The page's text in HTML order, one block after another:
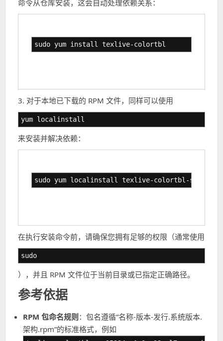
命令从仓库安装，这会自动处理依赖关系：
sudo yum install texlive-colortbl
3. 对于本地已下载的 RPM 文件，同样可以使用
yum localinstall
来安装并解决依赖：
sudo yum localinstall texlive-colortbl-
在执行安装命令前，请确保您拥有足够的权限（通常使用
sudo
），并且 RPM 文件位于当前目录或已指定正确路径。
参考依据
RPM 包命名规则：包名遵循“名称-版本-发行.系统版本.
架构.rpm”的标准格式，例如